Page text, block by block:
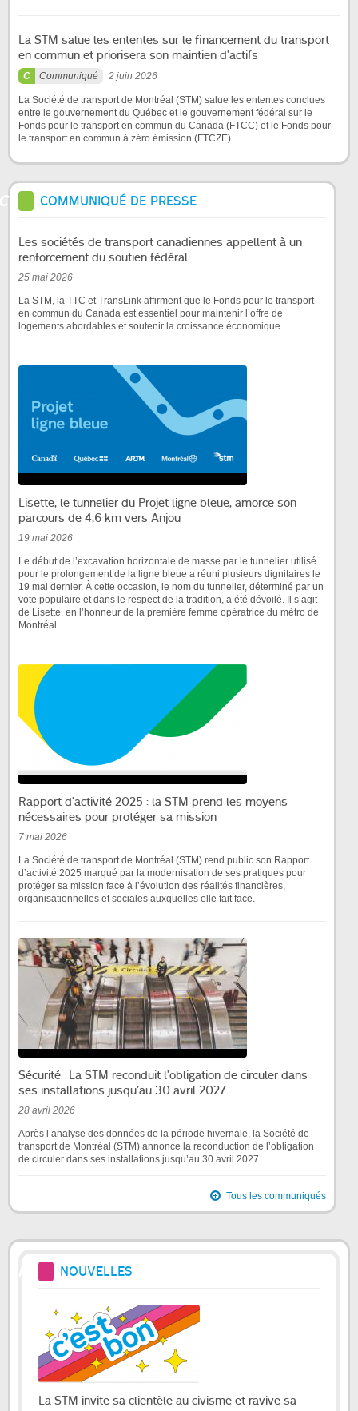
La STM salue les ententes sur le financement du transport
en commun et priorisera son maintien d’actifs
Communiqué 2 juin 2026
La Société de transport de Montréal (STM) salue les ententes conclues
entre le gouvernement du Québec et le gouvernement fédéral sur le
Fonds pour le transport en commun du Canada (FTCC) et le Fonds pour
le transport en commun à zéro émission (FTCZE).
COMMUNIQUÉ DE PRESSE
Les sociétés de transport canadiennes appellent à un
renforcement du soutien fédéral
25 mai 2026
La STM, la TTC et TransLink affirment que le Fonds pour le transport
en commun du Canada est essentiel pour maintenir l’offre de
logements abordables et soutenir la croissance économique.
Lisette, le tunnelier du Projet ligne bleue, amorce son
parcours de 4,6 km vers Anjou
19 mai 2026
Le début de l’excavation horizontale de masse par le tunnelier utilisé
pour le prolongement de la ligne bleue a réuni plusieurs dignitaires le
19 mai dernier. À cette occasion, le nom du tunnelier, déterminé par un
vote populaire et dans le respect de la tradition, a été dévoilé. Il s’agit
de Lisette, en l’honneur de la première femme opératrice du métro de
Montréal.
Rapport d’activité 2025 : la STM prend les moyens
nécessaires pour protéger sa mission
7 mai 2026
La Société de transport de Montréal (STM) rend public son Rapport
d’activité 2025 marqué par la modernisation de ses pratiques pour
protéger sa mission face à l’évolution des réalités financières,
organisationnelles et sociales auxquelles elle fait face.
Sécurité : La STM reconduit l’obligation de circuler dans
ses installations jusqu’au 30 avril 2027
28 avril 2026
Après l’analyse des données de la période hivernale, la Société de
transport de Montréal (STM) annonce la reconduction de l’obligation
de circuler dans ses installations jusqu’au 30 avril 2027.
Tous les communiqués
NOUVELLES
La STM invite sa clientèle au civisme et ravive sa